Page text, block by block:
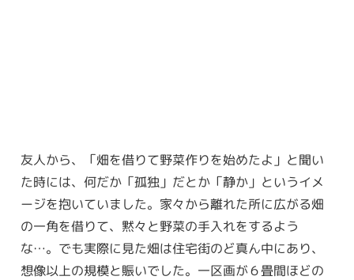
友人から、「畑を借りて野菜作りを始めたよ」と聞い
た時には、何だか「孤独」だとか「静か」というイメ
ージを抱いていました。家々から離れた所に広がる畑
の一角を借りて、黙々と野菜の手入れをするよう
な…。でも実際に見た畑は住宅街のど真ん中にあり、
想像以上の規模と賑いでした。一区画が６畳間ほどの